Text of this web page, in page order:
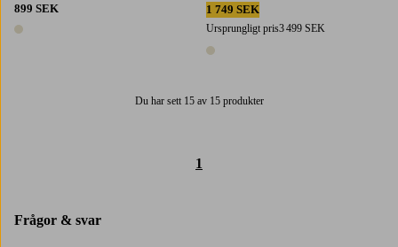
899 SEK
1 färg
1 749 SEK
Ursprungligt pris3 499 SEK
1 färg
Du har sett 15 av 15 produkter
1
Frågor & svar